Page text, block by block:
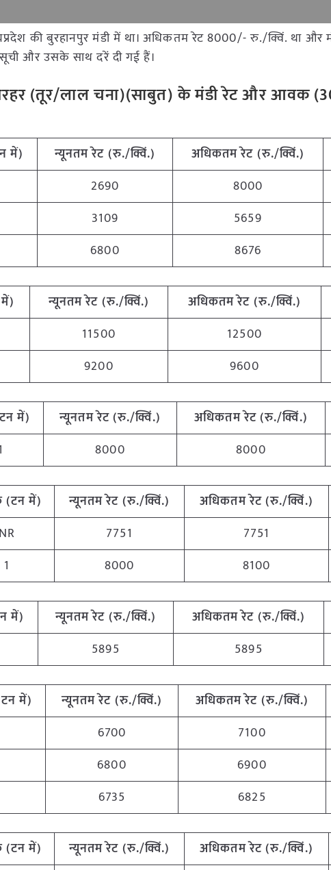
की बुरहानपुर मंडी में था। अधिकतम रेट 8000/- रु./क्विं. था
सूची और उसके साथ दरें दी गई हैं।
(तूर/लाल चना)(साबुत) के मंडी रेट और आवक
में) न्यूनतम रेट (रु./क्विं.) अधिकतम रेट (रु./क्विं.)
2690 8000
3109 5659
6800 8676
न्यूनतम रेट (रु./क्विं.) अधिकतम रेट (रु./क्विं.)
11500 12500
9200 9600
में) न्यूनतम रेट (रु./क्विं.) अधिकतम रेट (रु./क्विं.)
8000 8000
में) न्यूनतम रेट (रु./क्विं.) अधिकतम रेट (रु./क्विं.)
NR 7751 7751
1 8000 8100
में) न्यूनतम रेट (रु./क्विं.) अधिकतम रेट (रु./क्विं.)
5895 5895
में) न्यूनतम रेट (रु./क्विं.) अधिकतम रेट (रु./क्विं.)
6700 7100
6800 6900
6735 6825
में) न्यूनतम रेट (रु./क्विं.) अधिकतम रेट (रु./क्विं.)